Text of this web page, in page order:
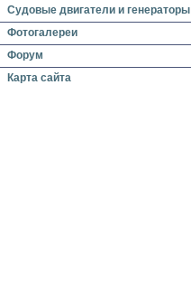
Судовые двигатели и генераторы
Фотогалереи
Форум
Карта сайта